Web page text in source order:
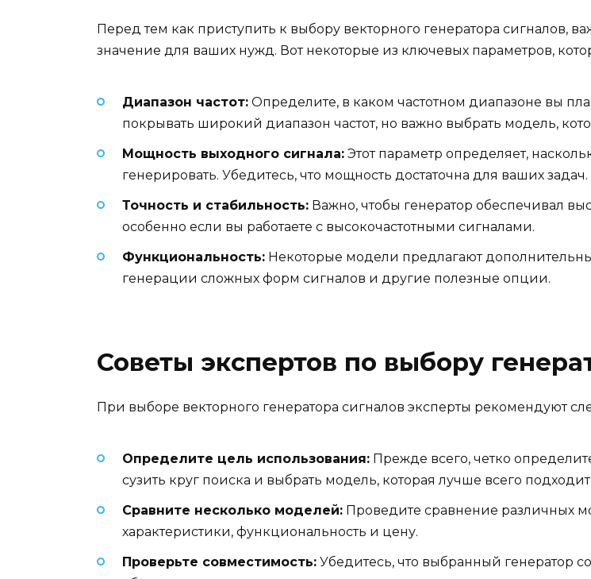
Перед тем как приступить к выбору векторного генератора сигналов,
значение для ваших нужд. Вот некоторые из ключевых параметров,
Диапазон частот: Определите, в каком частотном диапазоне вы
покрывать широкий диапазон частот, но важно выбрать модель,
Мощность выходного сигнала: Этот параметр определяет,
генерировать. Убедитесь, что мощность достаточна для ваших задач.
Точность и стабильность: Важно, чтобы генератор обеспечивал
особенно если вы работаете с высокочастотными сигналами.
Функциональность: Некоторые модели предлагают
генерации сложных форм сигналов и другие полезные опции.
Советы экспертов по выбору
При выборе векторного генератора сигналов эксперты рекомендуют
Определите цель использования: Прежде всего, четко
сузить круг поиска и выбрать модель, которая лучше всего
Сравните несколько моделей: Проведите сравнение различных
характеристики, функциональность и цену.
Проверьте совместимость: Убедитесь, что выбранный генератор